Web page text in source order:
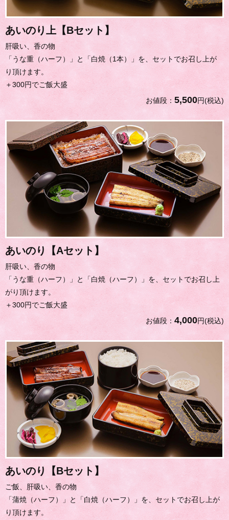
あいのり上【Bセット】
肝吸い、香の物
「うな重（ハーフ）」と「白焼（1本）」を、セットでお召し上が
り頂けます。
＋300円でご飯大盛
お値段： 5,500円(税込)
あいのり【Aセット】
肝吸い、香の物
「うな重（ハーフ）」と「白焼（ハーフ）」を、セットでお召し上
がり頂けます。
＋300円でご飯大盛
お値段： 4,000円(税込)
あいのり【Bセット】
ご飯、肝吸い、香の物
「蒲焼（ハーフ）」と「白焼（ハーフ）」を、セットでお召し上が
り頂けます。